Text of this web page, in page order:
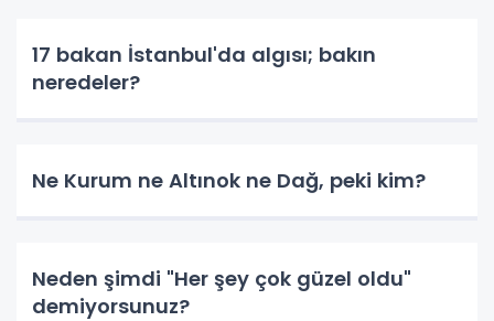
17 bakan İstanbul'da algısı; bakın
neredeler?
Ne Kurum ne Altınok ne Dağ, peki kim?
Neden şimdi "Her şey çok güzel oldu"
demiyorsunuz?